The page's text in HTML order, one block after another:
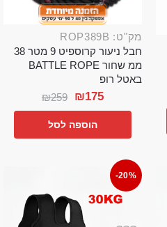
מק"ט: ROP389B
חבל ניעור קרוספיט 9 מטר 38
ממ שחור BATTLE ROPE
באטל רופ
₪259 ₪175
הוספה לסל
-20%